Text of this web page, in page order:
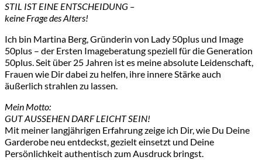
STIL IST EINE ENTSCHEIDUNG –
keine Frage des Alters!
Ich bin Martina Berg, Gründerin von Lady 50plus und Image
50plus – der Ersten Imageberatung speziell für die Generation
50plus. Seit über 25 Jahren ist es meine absolute Leidenschaft,
Frauen wie Dir dabei zu helfen, ihre innere Stärke auch
äußerlich strahlen zu lassen.
Mein Motto:
GUT AUSSEHEN DARF LEICHT SEIN!
Mit meiner langjährigen Erfahrung zeige ich Dir, wie Du Deine
Garderobe neu entdeckst, gezielt einsetzt und Deine
Persönlichkeit authentisch zum Ausdruck bringst.